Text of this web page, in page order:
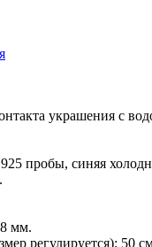
украшения с
пробы, синяя
мм.
регулируется): 50